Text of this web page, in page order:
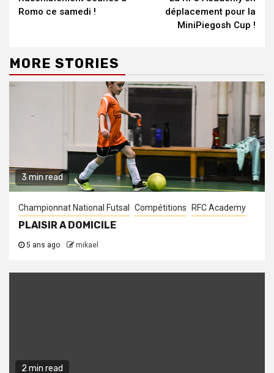
Reading
Romo ce samedi !
déplacement pour la
MiniPiegosh Cup !
MORE STORIES
3 min read
Championnat National Futsal Compétitions RFC Academy
PLAISIR A DOMICILE
5 ans ago mikael
2 min read